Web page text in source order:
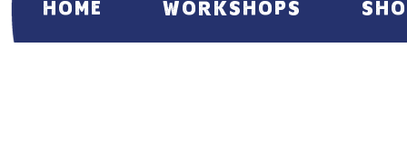
HOME WORKSHOPS